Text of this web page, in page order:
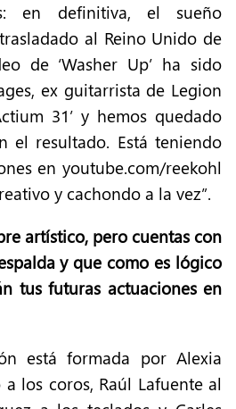
en definitiva, el sueño
al Reino Unido de
de ‘Washer Up’ ha sido
ex guitarrista de Legion
31’ y hemos quedado
el resultado. Está teniendo
en youtube.com/reekohl
y cachondo a la vez”.
artístico, pero cuentas con
y que como es lógico
tus futuras actuaciones en
está formada por Alexia
los coros, Raúl Lafuente al